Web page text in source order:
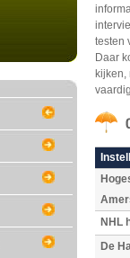
testen
Daar
NHL
De